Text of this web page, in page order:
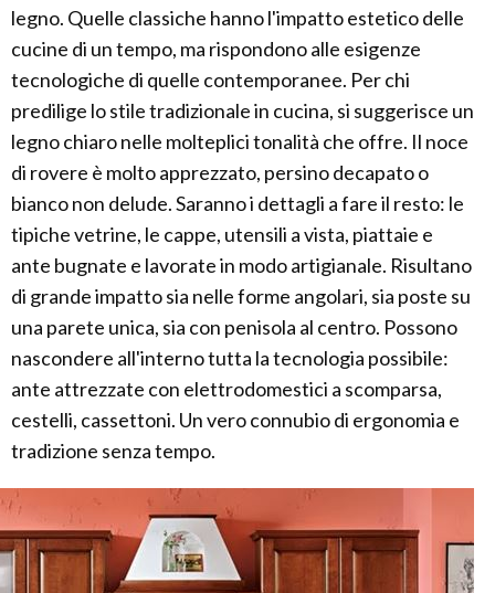
legno. Quelle classiche hanno l'impatto estetico delle
cucine di un tempo, ma rispondono alle esigenze
tecnologiche di quelle contemporanee. Per chi
predilige lo stile tradizionale in cucina, si suggerisce un
legno chiaro nelle molteplici tonalità che offre. Il noce
di rovere è molto apprezzato, persino decapato o
bianco non delude. Saranno i dettagli a fare il resto: le
tipiche vetrine, le cappe, utensili a vista, piattaie e
ante bugnate e lavorate in modo artigianale. Risultano
di grande impatto sia nelle forme angolari, sia poste su
una parete unica, sia con penisola al centro. Possono
nascondere all'interno tutta la tecnologia possibile:
ante attrezzate con elettrodomestici a scomparsa,
cestelli, cassettoni. Un vero connubio di ergonomia e
tradizione senza tempo.